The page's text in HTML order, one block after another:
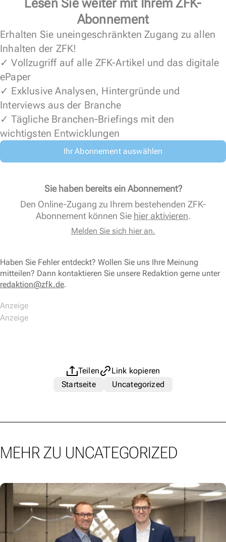
Lesen Sie weiter mit Ihrem ZFK-
Abonnement
Erhalten Sie uneingeschränkten Zugang zu allen
Inhalten der ZFK!
✓ Vollzugriff auf alle ZFK-Artikel und das digitale
ePaper
✓ Exklusive Analysen, Hintergründe und
Interviews aus der Branche
✓ Tägliche Branchen-Briefings mit den
wichtigsten Entwicklungen
Ihr Abonnement auswählen
Sie haben bereits ein Abonnement?
Den Online-Zugang zu Ihrem bestehenden ZFK-
Abonnement können Sie hier aktivieren.
Melden Sie sich hier an.
Haben Sie Fehler entdeckt? Wollen Sie uns Ihre Meinung
mitteilen? Dann kontaktieren Sie unsere Redaktion gerne unter
redaktion@zfk.de.
Teilen
Link kopieren
Startseite
Uncategorized
MEHR ZU UNCATEGORIZED